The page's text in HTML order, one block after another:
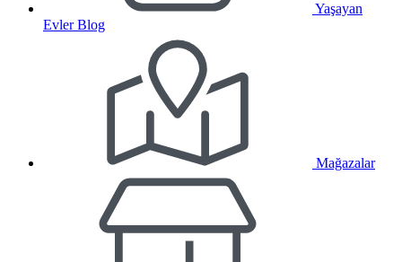
Yaşayan
Evler Blog
Mağazalar